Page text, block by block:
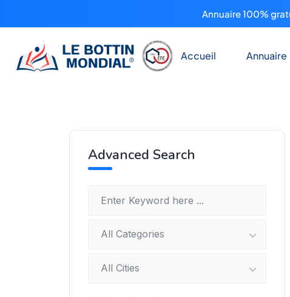
Annuaire 100%
Accueil Annuaire
Advanced Search
All Categories
All Cities